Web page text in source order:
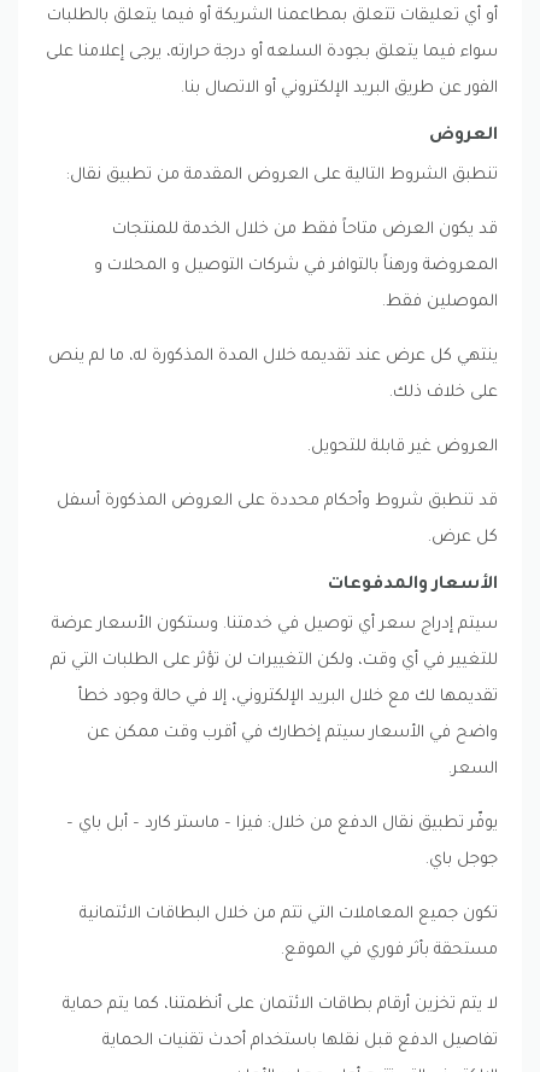
أو أي تعليقات تتعلق بمطاعمنا الشريكة أو فيما يتعلق بالطلبات
سواء فيما يتعلق بجودة السلعه أو درجة حرارته، يرجى إعلامنا على
الفور عن طريق البريد الإلكتروني أو الاتصال بنا.
العروض
تنطبق الشروط التالية على العروض المقدمة من تطبيق نقال:
قد يكون العرض متاحاً فقط من خلال الخدمة للمنتجات
المعروضة ورهناً بالتوافر في شركات التوصيل و المحلات و
الموصلين فقط.
ينتهي كل عرض عند تقديمه خلال المدة المذكورة له، ما لم ينص
على خلاف ذلك.
العروض غير قابلة للتحويل.
قد تنطبق شروط وأحكام محددة على العروض المذكورة أسفل
كل عرض.
الأسعار والمدفوعات
سيتم إدراج سعر أي توصيل في خدمتنا. وستكون الأسعار عرضة
للتغيير في أي وقت، ولكن التغييرات لن تؤثر على الطلبات التي تم
تقديمها لك مع خلال البريد الإلكتروني، إلا في حالة وجود خطأ
واضح في الأسعار سيتم إخطارك في أقرب وقت ممكن عن
السعر.
يوفّر تطبيق نقال الدفع من خلال: فيزا – ماستر كارد – أبل باي –
جوجل باي.
تكون جميع المعاملات التي تتم من خلال البطاقات الائتمانية
مستحقة بأثر فوري في الموقع.
لا يتم تخزين أرقام بطاقات الائتمان على أنظمتنا، كما يتم حماية
تفاصيل الدفع قبل نقلها باستخدام أحدث تقنيات الحماية